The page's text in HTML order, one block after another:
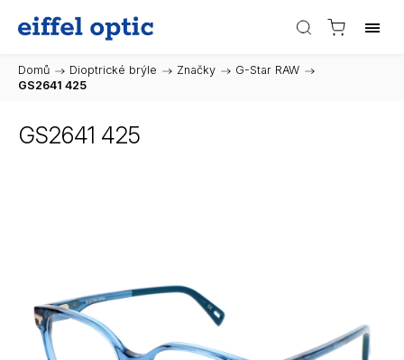
Domů / Dioptrické brýle / Značky / G-Star RAW /
GS2641 425
GS2641 425